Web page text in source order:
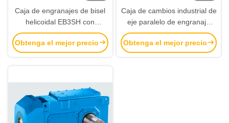
Caja de engranajes de bisel
helicoidal EB3SH con
sistema de diseño modular
de rango de potencia de
4KW-4823KW y reducción de
Obtenga el mejor precio
Caja de cambios industrial de
eje paralelo de engranaje
helicoidal serie EH.SH con
eje sólido de salida
Obtenga el mejor precio